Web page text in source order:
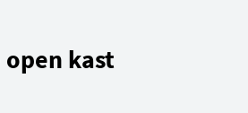
kast